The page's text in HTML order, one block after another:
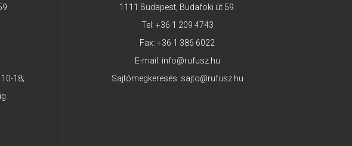
18;
1111 Budapest, Budafoki út 59.
Tel: +36 1 209 4743
Fax: +36 1 386 6022
E-mail: info@rufusz.hu
Sajtómegkeresés: sajto@rufusz.hu